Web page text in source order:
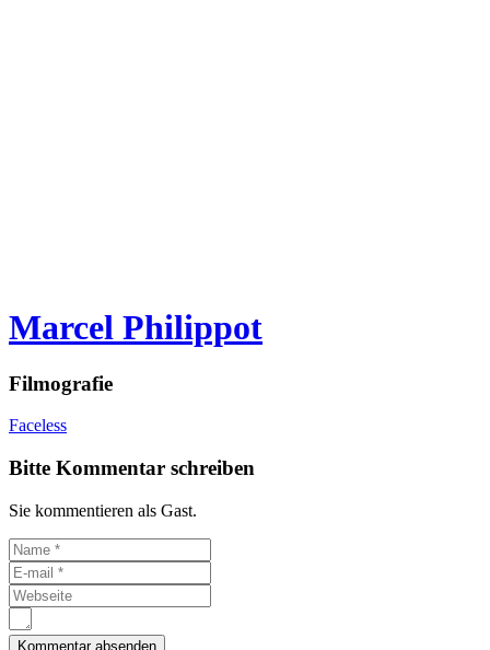
Marcel Philippot
Filmografie
Faceless
Bitte Kommentar schreiben
Sie kommentieren als Gast.